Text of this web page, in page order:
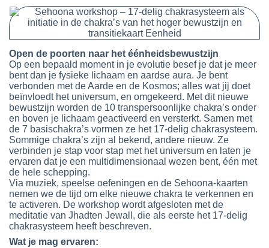
Open de poorten naar het éénheidsbewustzijn
Op een bepaald moment in je evolutie besef je dat je meer
bent dan je fysieke lichaam en aardse aura. Je bent
verbonden met de Aarde en de Kosmos; alles wat jij doet
beïnvloedt het universum, en omgekeerd. Met dit nieuwe
bewustzijn worden de 10 transpersoonlijke chakra’s onder
en boven je lichaam geactiveerd en versterkt. Samen met
de 7 basischakra’s vormen ze het 17-delig chakrasysteem.
Sommige chakra’s zijn al bekend, andere nieuw. Ze
verbinden je stap voor stap met het universum en laten je
ervaren dat je een multidimensionaal wezen bent, één met
de hele schepping.
Via muziek, speelse oefeningen en de Sehoona-kaarten
nemen we de tijd om elke nieuwe chakra te verkennen en
te activeren. De workshop wordt afgesloten met de
meditatie van Jhadten Jewall, die als eerste het 17-delig
chakrasysteem heeft beschreven.
Wat je mag ervaren: